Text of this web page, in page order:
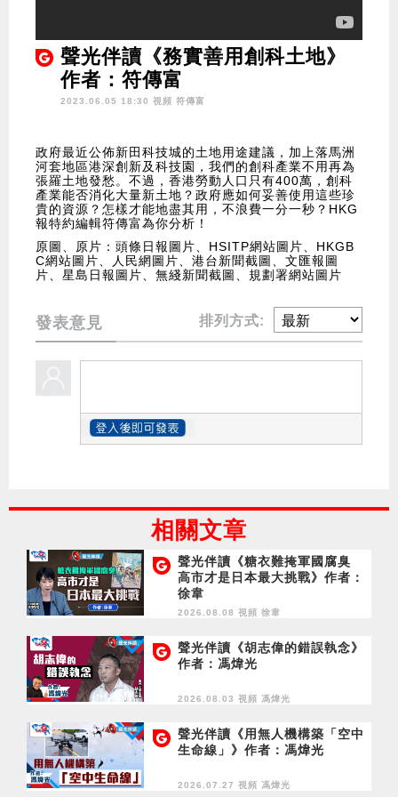
聲光伴讀《務實善用創科土地》
作者：符傳富
2023.06.05 18:30 視頻 符傳富
政府最近公佈新田科技城的土地用途建議，加上落馬洲
河套地區港深創新及科技園，我們的創科產業不用再為
張羅土地發愁。不過，香港勞動人口只有400萬，創科
產業能否消化大量新土地？政府應如何妥善使用這些珍
貴的資源？怎樣才能地盡其用，不浪費一分一秒？HKG
報特約編輯符傳富為你分析！
原圖、原片：頭條日報圖片、HSITP網站圖片、HKGB
C網站圖片、人民網圖片、港台新聞截圖、文匯報圖
片、星島日報圖片、無綫新聞截圖、規劃署網站圖片
發表意見 排列方式:
相關文章
聲光伴讀《糖衣難掩軍國腐臭
高市才是日本最大挑戰》作者：
徐韋
2026.08.08 視頻 徐韋
聲光伴讀《胡志偉的錯誤執念》
作者：馮煒光
2026.08.03 視頻 馮煒光
聲光伴讀《用無人機構築「空中
生命線」》作者：馮煒光
2026.07.27 視頻 馮煒光